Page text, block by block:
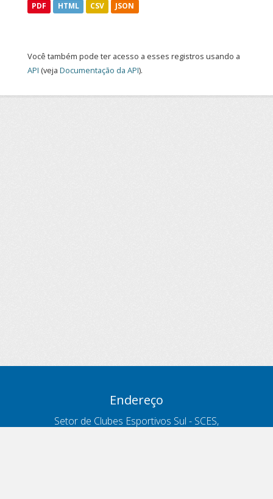
PDF HTML CSV JSON
Você também pode ter acesso a esses registros usando a
API (veja Documentação da API).
Endereço
Setor de Clubes Esportivos Sul - SCES,